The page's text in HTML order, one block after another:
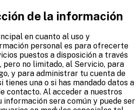
de la información
en cuanto al uso y
personal es para ofrecerte
puestos a disposición a través
pero no limitado, al Servicio, para
y para administrar tu cuenta de
tienes una o si has mandado datos a
contacto. Al acceder a nuestros
sera común y puede ser